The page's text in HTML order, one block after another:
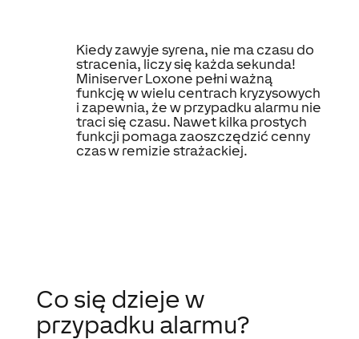
Kiedy zawyje syrena, nie ma czasu do
stracenia, liczy się każda sekunda!
Miniserver Loxone pełni ważną
funkcję w wielu centrach kryzysowych
i zapewnia, że w przypadku alarmu nie
traci się czasu. Nawet kilka prostych
funkcji pomaga zaoszczędzić cenny
czas w remizie strażackiej.
Co się dzieje w
przypadku alarmu?